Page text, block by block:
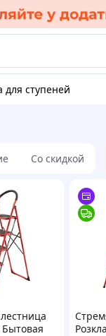
для ступеней
Со скидкой